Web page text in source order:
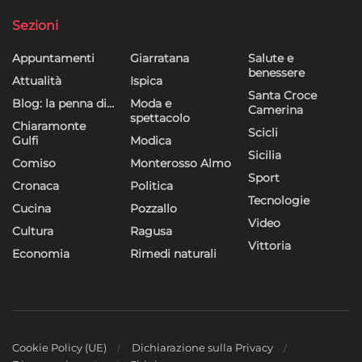
personalizzati, Sviluppare e migliorare i servizi, Utilizzare dati
Funzionalità Sempre attivo
Abbinare e combinare dati provenienti da altre
fonti di dati, Collegare diversi dispositivi,
Identificare i dispositivi in base alle informazioni
trasmesse automaticamente.
Utilizzare dati di geolocalizzazione precisi,
Riconoscere i dispositivi in base a informazioni
richieste attivamente.
e presentare pubblicità e contenuto,
privacy.
Sempre attivo
Sezioni
Appuntamenti
Attualità
Blog: la penna di…
Chiaramonte
Gulfi
Comiso
Cronaca
Cucina
Cultura
Economia
Giarratana
Ispica
Moda e
spettacolo
Modica
Monterosso Almo
Politica
Pozzallo
Ragusa
Rimedi naturali
Salute e
benessere
Santa Croce
Camerina
Scicli
Sicilia
Sport
Tecnologie
Video
Vittoria
Cookie Policy (UE)
Dichiarazione sulla Privacy